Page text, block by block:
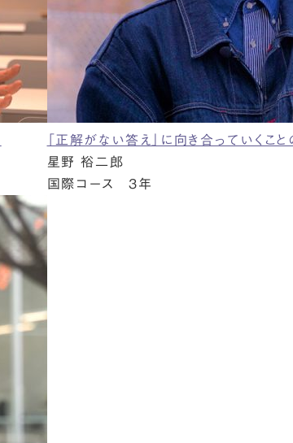
「正解がない答え」に向き合っていくこ
星野 裕二郎
国際コース 3年